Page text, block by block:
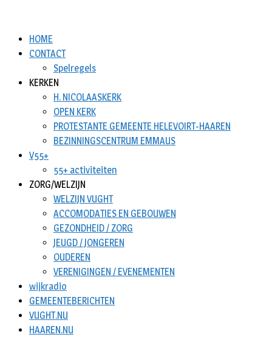
HOME
CONTACT
Spelregels
KERKEN
H. NICOLAASKERK
OPEN KERK
PROTESTANTE GEMEENTE HELEVOIRT-HAAREN
BEZINNINGSCENTRUM EMMAUS
V55+
55+ activiteiten
ZORG/WELZIJN
WELZIJN VUGHT
ACCOMODATIES EN GEBOUWEN
GEZONDHEID / ZORG
JEUGD / JONGEREN
OUDEREN
VERENIGINGEN / EVENEMENTEN
wijkradio
GEMEENTEBERICHTEN
VUGHT.NU
HAAREN.NU